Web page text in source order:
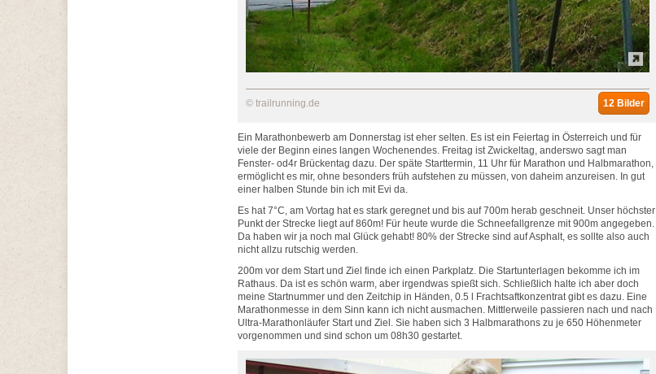
© trailrunning.de 12 Bilder
Ein Marathonbewerb am Donnerstag ist eher selten. Es ist ein Feiertag in Österreich und für
viele der Beginn eines langen Wochenendes. Freitag ist Zwickeltag, anderswo sagt man
Fenster- od4r Brückentag dazu. Der späte Starttermin, 11 Uhr für Marathon und Halbmarathon,
ermöglicht es mir, ohne besonders früh aufstehen zu müssen, von daheim anzureisen. In gut
einer halben Stunde bin ich mit Evi da.
Es hat 7°C, am Vortag hat es stark geregnet und bis auf 700m herab geschneit. Unser höchster
Punkt der Strecke liegt auf 860m! Für heute wurde die Schneefallgrenze mit 900m angegeben.
Da haben wir ja noch mal Glück gehabt! 80% der Strecke sind auf Asphalt, es sollte also auch
nicht allzu rutschig werden.
200m vor dem Start und Ziel finde ich einen Parkplatz. Die Startunterlagen bekomme ich im
Rathaus. Da ist es schön warm, aber irgendwas spießt sich. Schließlich halte ich aber doch
meine Startnummer und den Zeitchip in Händen, 0.5 l Frachtsaftkonzentrat gibt es dazu. Eine
Marathonmesse in dem Sinn kann ich nicht ausmachen. Mittlerweile passieren nach und nach
Ultra-Marathonläufer Start und Ziel. Sie haben sich 3 Halbmarathons zu je 650 Höhenmeter
vorgenommen und sind schon um 08h30 gestartet.